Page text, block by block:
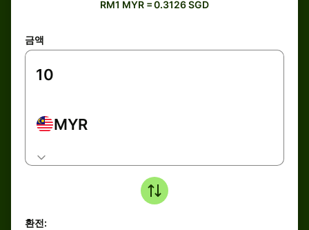
RM1 MYR = 0.3126 SGD
금액
MYR
환전: